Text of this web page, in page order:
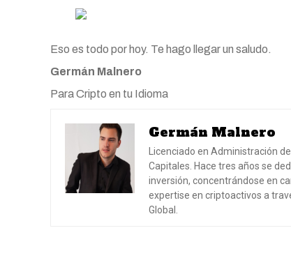
Eso es todo por hoy. Te hago llegar un saludo.
Germán Malnero
Para Cripto en tu Idioma
Germán Malnero
Licenciado en Administración
Capitales. Hace tres años se
inversión, concentrándose en
expertise en criptoactivos a
Global.